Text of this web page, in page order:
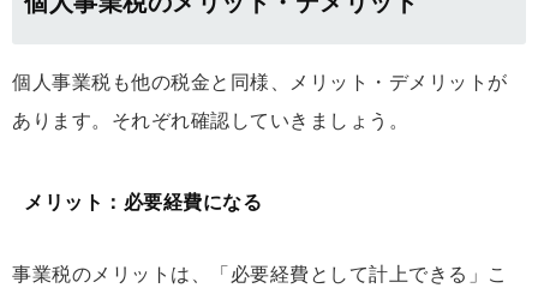
個人事業税も他の税金と同様、メリット・デメリットが
あります。それぞれ確認していきましょう。
メリット：必要経費になる
事業税のメリットは、「必要経費として計上できる」こ